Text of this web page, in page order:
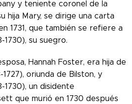
y teniente coronel de la
hija Mary, se dirige una carta
1731, que también se refiere a
1730), su suegro.
Hannah Foster, era hija de
1727), oriunda de Bilston, y
1730), un disidente
que murió en 1730 después